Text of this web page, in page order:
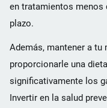
en tratamientos
plazo.
Además, mantener a tu
proporcionarle una
significativamente los
Invertir en la salud